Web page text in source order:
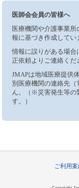
医師会会員の皆様へ
医療機関や介護事業
報に基づき作成してい
情報に誤りがある場
正依頼よりご連絡くだ
JMAPは地域医療提供
別医療機関の連絡先
ん。（※災害発生等の
す。）
ご利用案